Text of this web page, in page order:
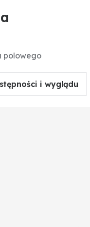
polowego
i wyglądu